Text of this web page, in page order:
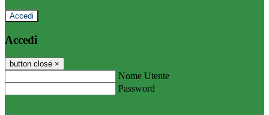
Accedi
Accedi
button close ×
Nome Utente
Password